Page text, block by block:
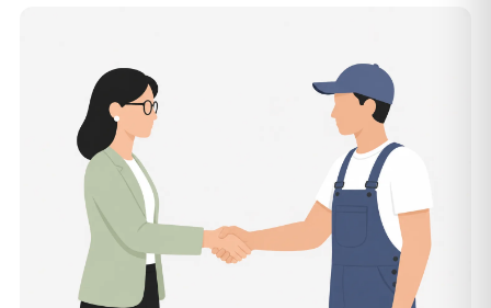
muss, und erhalten mehrere Festpreis-Angebote geprüfter
Entrümpler aus Fladungen zum Vergleichen. Bezahlt wird
nur der Entrümpler, den Sie selbst auswählen.
Was kostet die Entrümpelung einer normalen
Wohnung in Fladungen?
Für eine durchschnittliche Wohnung mit rund 65 m² liegen
die Kosten in Fladungen bei etwa 1.840 €, das entspricht
im Schnitt rund 32,0 € je Quadratmeter. Zugänglichkeit
(Etage, Aufzug), Menge und Sperrmüllanteil verschieben
den Preis nach oben oder unten — den genauen
Festpreis nennt Ihnen der Entrümpler nach kurzer